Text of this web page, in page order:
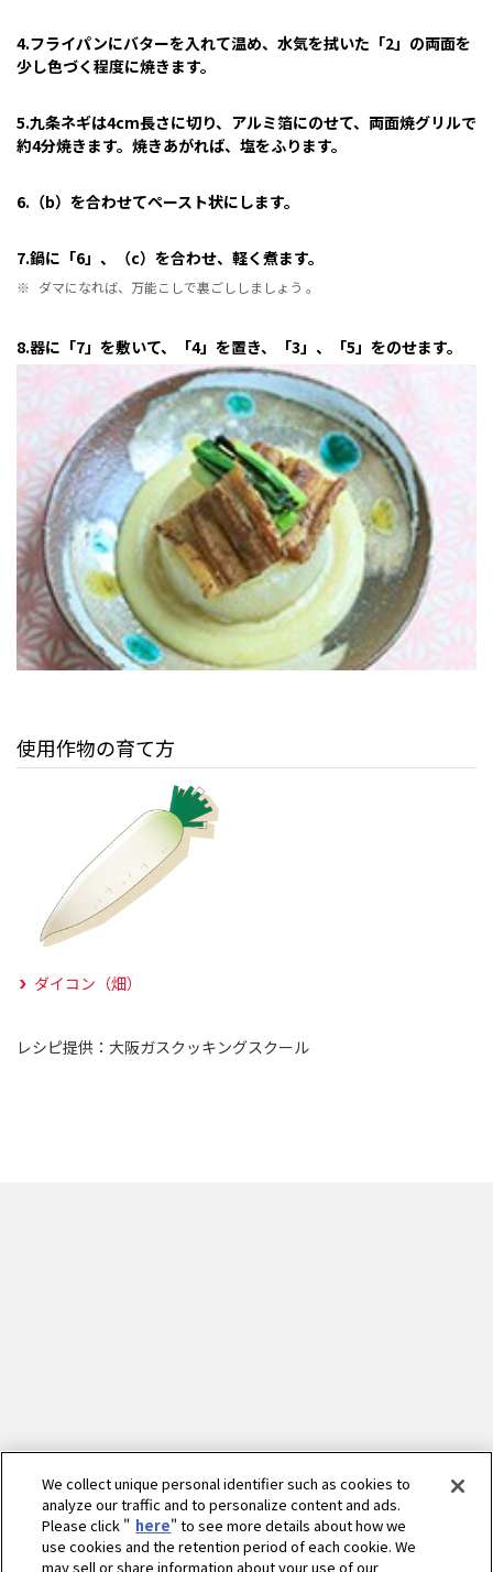
4.フライパンにバターを入れて温め、水気を拭いた「2」の両面を
少し色づく程度に焼きます。
5.九条ネギは4cm長さに切り、アルミ箔にのせて、両面焼グリルで
約4分焼きます。焼きあがれば、塩をふります。
6.（b）を合わせてペースト状にします。
7.鍋に「6」、（c）を合わせ、軽く煮ます。
※ ダマになれば、万能こしで裏ごししましょう 。
8.器に「7」を敷いて、「4」を置き、「3」、「5」をのせます。
使用作物の育て方
ダイコン（畑）
レシピ提供：大阪ガスクッキングスクール
We collect unique personal identifier such as cookies to
analyze our traffic and to personalize content and ads.
Please click " here" to see more details about how we
use cookies and the retention period of each cookie. We
may sell or share information about your use of our